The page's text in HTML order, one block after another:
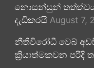
නොසන්සුන්
දැඩිකරයි August 7,
නීතිවිරෝධී වෙබ්
ක්‍රියාත්මකවන පරිදි